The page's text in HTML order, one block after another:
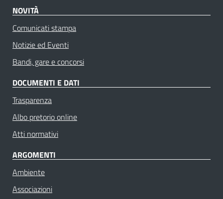
NOVITÀ
Comunicati stampa
Notizie ed Eventi
Bandi, gare e concorsi
DOCUMENTI E DATI
Trasparenza
Albo pretorio online
Atti normativi
ARGOMENTI
Ambiente
Associazioni